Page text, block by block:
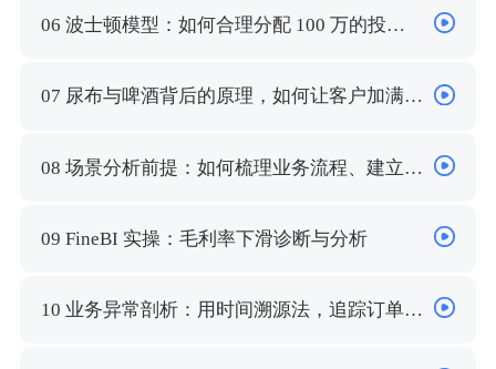
06 波士顿模型：如何合理分配 100 万的投放
07 尿布与啤酒背后的原理，如何让客户加满购
08 场景分析前提：如何梳理业务流程、建立指
09 FineBI 实操：毛利率下滑诊断与分析
10 业务异常剖析：用时间溯源法，追踪订单下